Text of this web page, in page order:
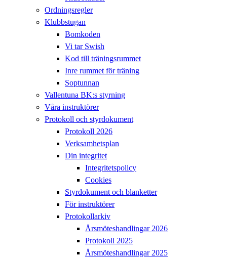
Ordningsregler
Klubbstugan
Bomkoden
Vi tar Swish
Kod till träningsrummet
Inre rummet för träning
Soptunnan
Vallentuna BK:s styrning
Våra instruktörer
Protokoll och styrdokument
Protokoll 2026
Verksamhetsplan
Din integritet
Integritetspolicy
Cookies
Styrdokument och blanketter
För instruktörer
Protokollarkiv
Årsmöteshandlingar 2026
Protokoll 2025
Årsmöteshandlingar 2025